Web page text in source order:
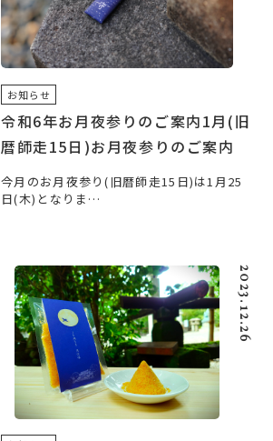
お知らせ
令和6年お月夜参りのご案内1月(旧
暦師走15日)お月夜参りのご案内
今月のお月夜参り(旧暦師走15日)は1月25
日(木)となりま…
2023.12.26